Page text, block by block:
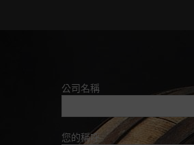
公司名稱
您的稱呼